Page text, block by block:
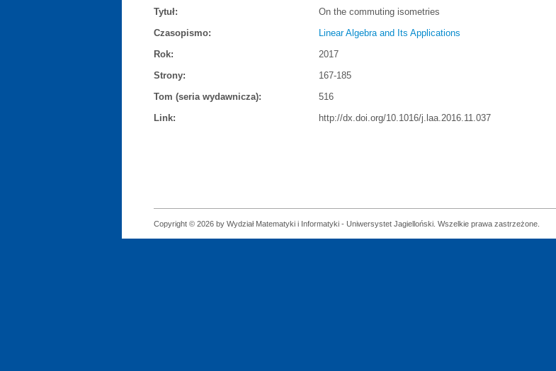
Tytuł:
On the commuting isometries
Czasopismo:
Linear Algebra and Its Applications
Rok:
2017
Strony:
167-185
Tom (seria wydawnicza):
516
Link:
http://dx.doi.org/10.1016/j.laa.2016.11.037
Copyright © 2026 by Wydział Matematyki i Informatyki - Uniwersystet Jagielloński. Wszelkie prawa zastrzeżone.